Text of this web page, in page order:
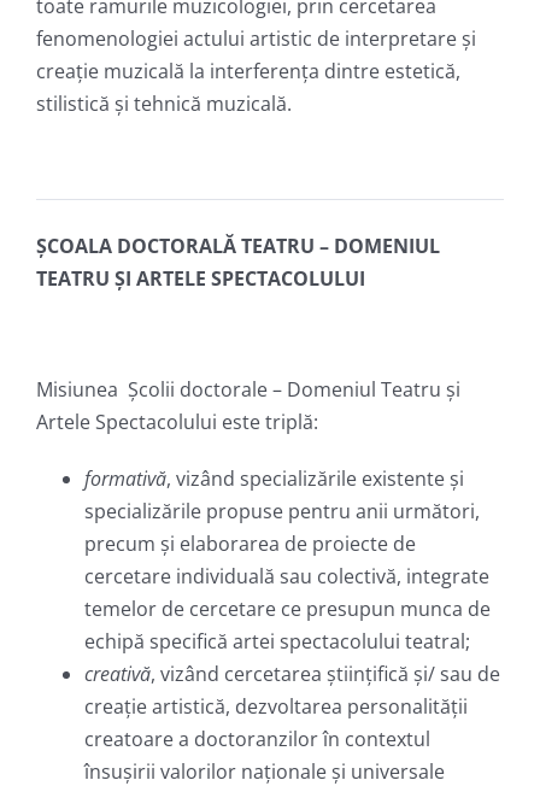
toate ramurile muzicologiei, prin cercetarea
fenomenologiei actului artistic de interpretare și
creație muzicală la interferența dintre estetică,
stilistică și tehnică muzicală.
ȘCOALA DOCTORALĂ TEATRU – DOMENIUL
TEATRU ȘI ARTELE SPECTACOLULUI
Misiunea Şcolii doctorale – Domeniul Teatru și
Artele Spectacolului este triplă:
formativă, vizând specializările existente şi
specializările propuse pentru anii următori,
precum şi elaborarea de proiecte de
cercetare individuală sau colectivă, integrate
temelor de cercetare ce presupun munca de
echipă specifică artei spectacolului teatral;
creativă, vizând cercetarea ştiinţifică şi/ sau de
creaţie artistică, dezvoltarea personalităţii
creatoare a doctoranzilor în contextul
însuşirii valorilor naţionale şi universale